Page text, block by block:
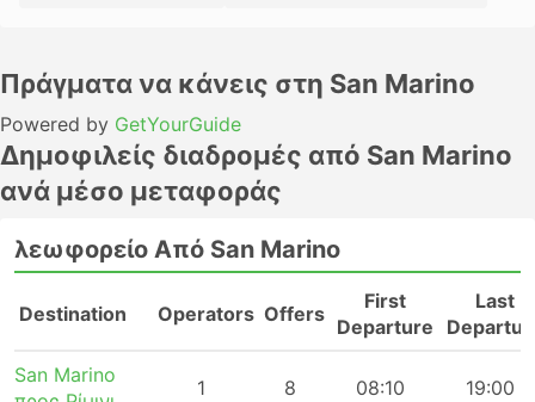
Πράγματα να κάνεις στη San Marino
Powered by GetYourGuide
Δημοφιλείς διαδρομές από San Marino
ανά μέσο μεταφοράς
λεωφορείο Από San Marino
Destination Operators Offers
First
Departure
Last
San Marino
1 8 08:10 19:00